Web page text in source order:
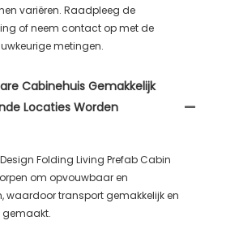
variëren. Raadpleeg de
of neem contact op met de
metingen.
Cabinehuis Gemakkelijk
Locaties Worden
Folding Living Prefab Cabin
om opvouwbaar en
waardoor transport gemakkelijk en